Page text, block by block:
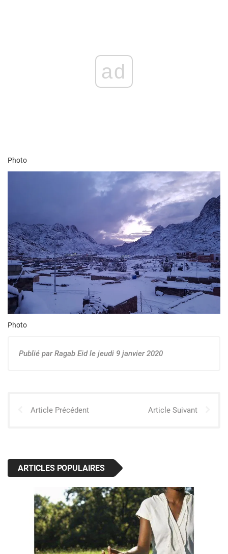
ad
Photo
Photo
Publié par Ragab Eid le jeudi 9 janvier 2020
Article Précédent Article Suivant
ARTICLES POPULAIRES